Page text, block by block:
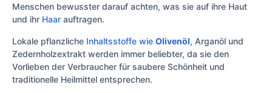
Menschen bewusster darauf achten, was sie auf ihre Haut
und ihr Haar auftragen.
Lokale pflanzliche Inhaltsstoffe wie Olivenöl, Arganöl und
Zedernholzextrakt werden immer beliebter, da sie den
Vorlieben der Verbraucher für saubere Schönheit und
traditionelle Heilmittel entsprechen.